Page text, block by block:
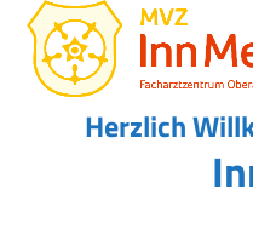
Skip
content
Open
mobile
menu
Close
mobile
menu
Herzlich